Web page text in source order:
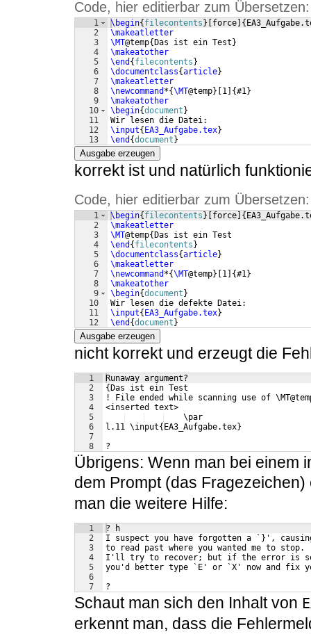
Code, hier editierbar zum Übersetzen:
1
2
3
4
5
6
7
8
9
10
11
12
13
\begin{ filecontents } force {
\makeatletter
\MT@temp{ Das ist ein Test }
\makeatother
\end { filecontents }
\documentclass{article}
\makeatletter
\newcommand *{\MT@temp} 1 {#1}
\makeatother
\begin{document }
Wir lesen die Datei:
\input{ EA3_Aufgabe.tex}
\end {document }
Ausgabe erzeugen
korrekt ist und natürlich
Code, hier editierbar zum Übersetzen:
1
2
3
4
5
6
7
8
9
10
11
12
\begin{ filecontents } force {
\makeatletter
\MT@temp{ Das ist ein Test
\end { filecontents }
\documentclass{article}
\makeatletter
\newcommand *{\MT@temp} 1 {#1}
\makeatother
\begin{document }
Wir lesen die defekte Datei:
\input{ EA3_Aufgabe.tex}
\end {document }
Ausgabe erzeugen
nicht korrekt und erzeugt die
1
2
3
4
5
6
7
8
Runaway argument?
{Das ist ein Test
! File ended while scanning use of
<inserted text>
    \par
l.11 \input{EA3_Aufgabe.tex}
?
Übrigens: Wenn man bei einem
dem Prompt (das
man die weitere Hilfe:
1
2
3
4
5
6
7
? h
I suspect you have forgotten a `}',
to read past where you wanted me to stop.
I'll try to recover; but if the error is
you'd better type `E' or `X' now and fix
?
Schaut man sich den Inhalt von
erkennt man, dass die